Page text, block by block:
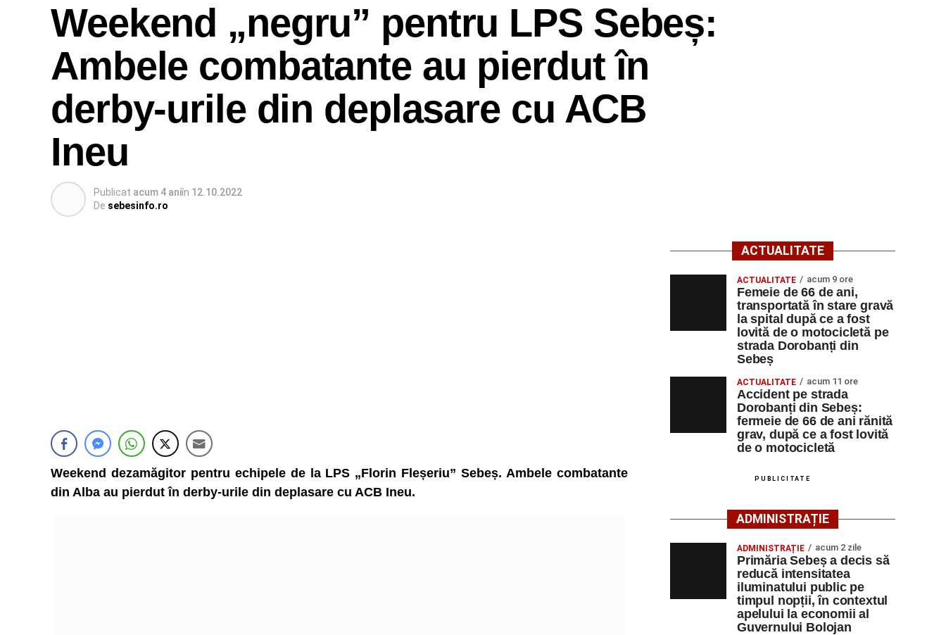
Weekend „negru” pentru LPS Sebeș:
Ambele combatante au pierdut în
derby-urile din deplasare cu ACB
Ineu
Publicat acum 4 aniîn 12.10.2022
De sebesinfo.ro
Weekend dezamăgitor pentru echipele de la LPS „Florin Fleșeriu” Sebeș. Ambele combatante
din Alba au pierdut în derby-urile din deplasare cu ACB Ineu.
ACTUALITATE
ACTUALITATE acum 9 ore
Femeie de 66 de ani,
transportată în stare gravă
la spital după ce a fost
lovită de o motocicletă pe
strada Dorobanți din
Sebeș
ACTUALITATE acum 11 ore
Accident pe strada
Dorobanți din Sebeș:
fermeie de 66 de ani rănită
grav, după ce a fost lovită
de o motocicletă
PUBLICITATE
ADMINISTRAȚIE
ADMINISTRAȚIE acum 2 zile
Primăria Sebeș a decis să
reducă intensitatea
iluminatului public pe
timpul nopții, în contextul
apelului la economii al
Guvernului Bolojan